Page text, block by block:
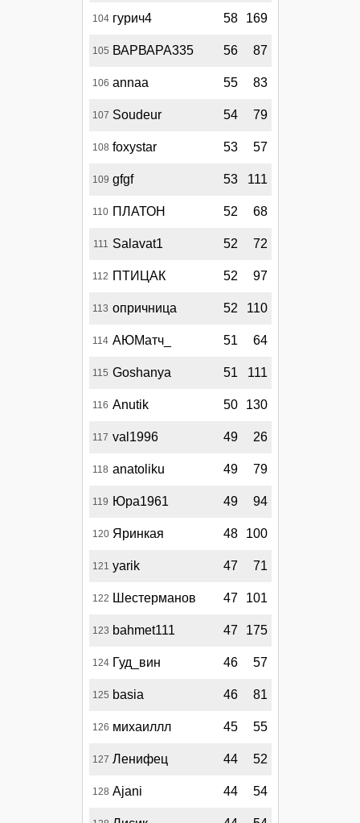
104 гурич4 58 169
105 ВАРВАРА335 56 87
106 annaa 55 83
107 Soudeur 54 79
108 foxystar 53 57
109 gfgf 53 111
110 ПЛАТОН 52 68
111 Salavat1 52 72
112 ПТИЦАК 52 97
113 опричница 52 110
114 АЮМатч_ 51 64
115 Goshanya 51 111
116 Anutik 50 130
117 val1996 49 26
118 anatoliku 49 79
119 Юра1961 49 94
120 Яринкая 48 100
121 yarik 47 71
122 Шестерманов 47 101
123 bahmet111 47 175
124 Гуд_вин 46 57
125 basia 46 81
126 михаиллл 45 55
127 Ленифец 44 52
128 Ajani 44 54